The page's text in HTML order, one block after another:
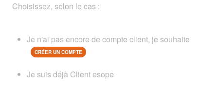
Choisissez, selon le cas :
Je n'ai pas encore de compte client, je souhaite
CRÉER UN COMPTE
Je suis déjà Client esope